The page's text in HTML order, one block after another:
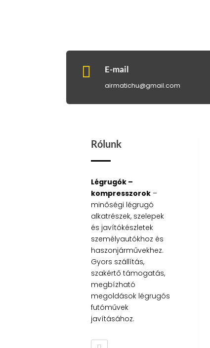
 E-mail
airmatichu@gmail.com
Rólunk
Légrugók –
kompresszorok –
minőségi légrugó
alkatrészek, szelepek
és javítókészletek
személyautókhoz és
haszonjárművekhez.
Gyors szállítás,
szakértő támogatás,
megbízható
megoldások légrugós
futóművek
javításához.